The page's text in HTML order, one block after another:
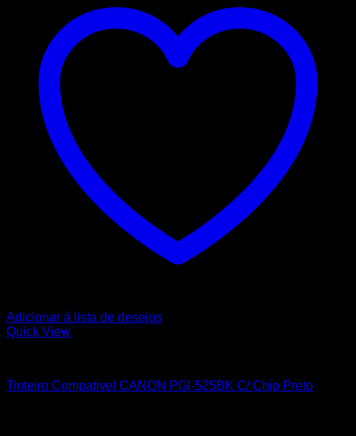
Adicionar á lista de desejos
Quick View
Tinteiro Compativel CANON PGI-525BK C/ Chip Preto